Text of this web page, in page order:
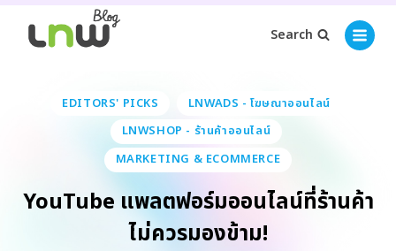
Search
EDITORS' PICKS
LNWADS - โฆษณาออนไลน์
LNWSHOP - ร้านค้าออนไลน์
MARKETING & ECOMMERCE
YouTube แพลตฟอร์มออนไลน์ที่ร้านค้า
ไม่ควรมองข้าม!